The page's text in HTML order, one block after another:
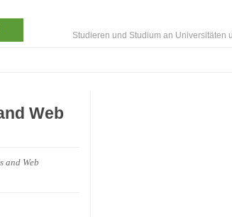
Studieren und Studium an Universitäten
Web
and Web